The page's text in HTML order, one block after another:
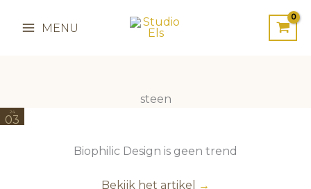
naar
MENU
steen
24
03
Biophilic Design is geen trend
Bekijk het artikel →